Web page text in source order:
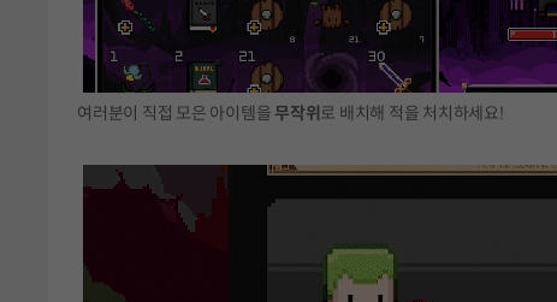
여러분이 직접 모은 아이템을무작위 로 배치해 적을 처치하세요!